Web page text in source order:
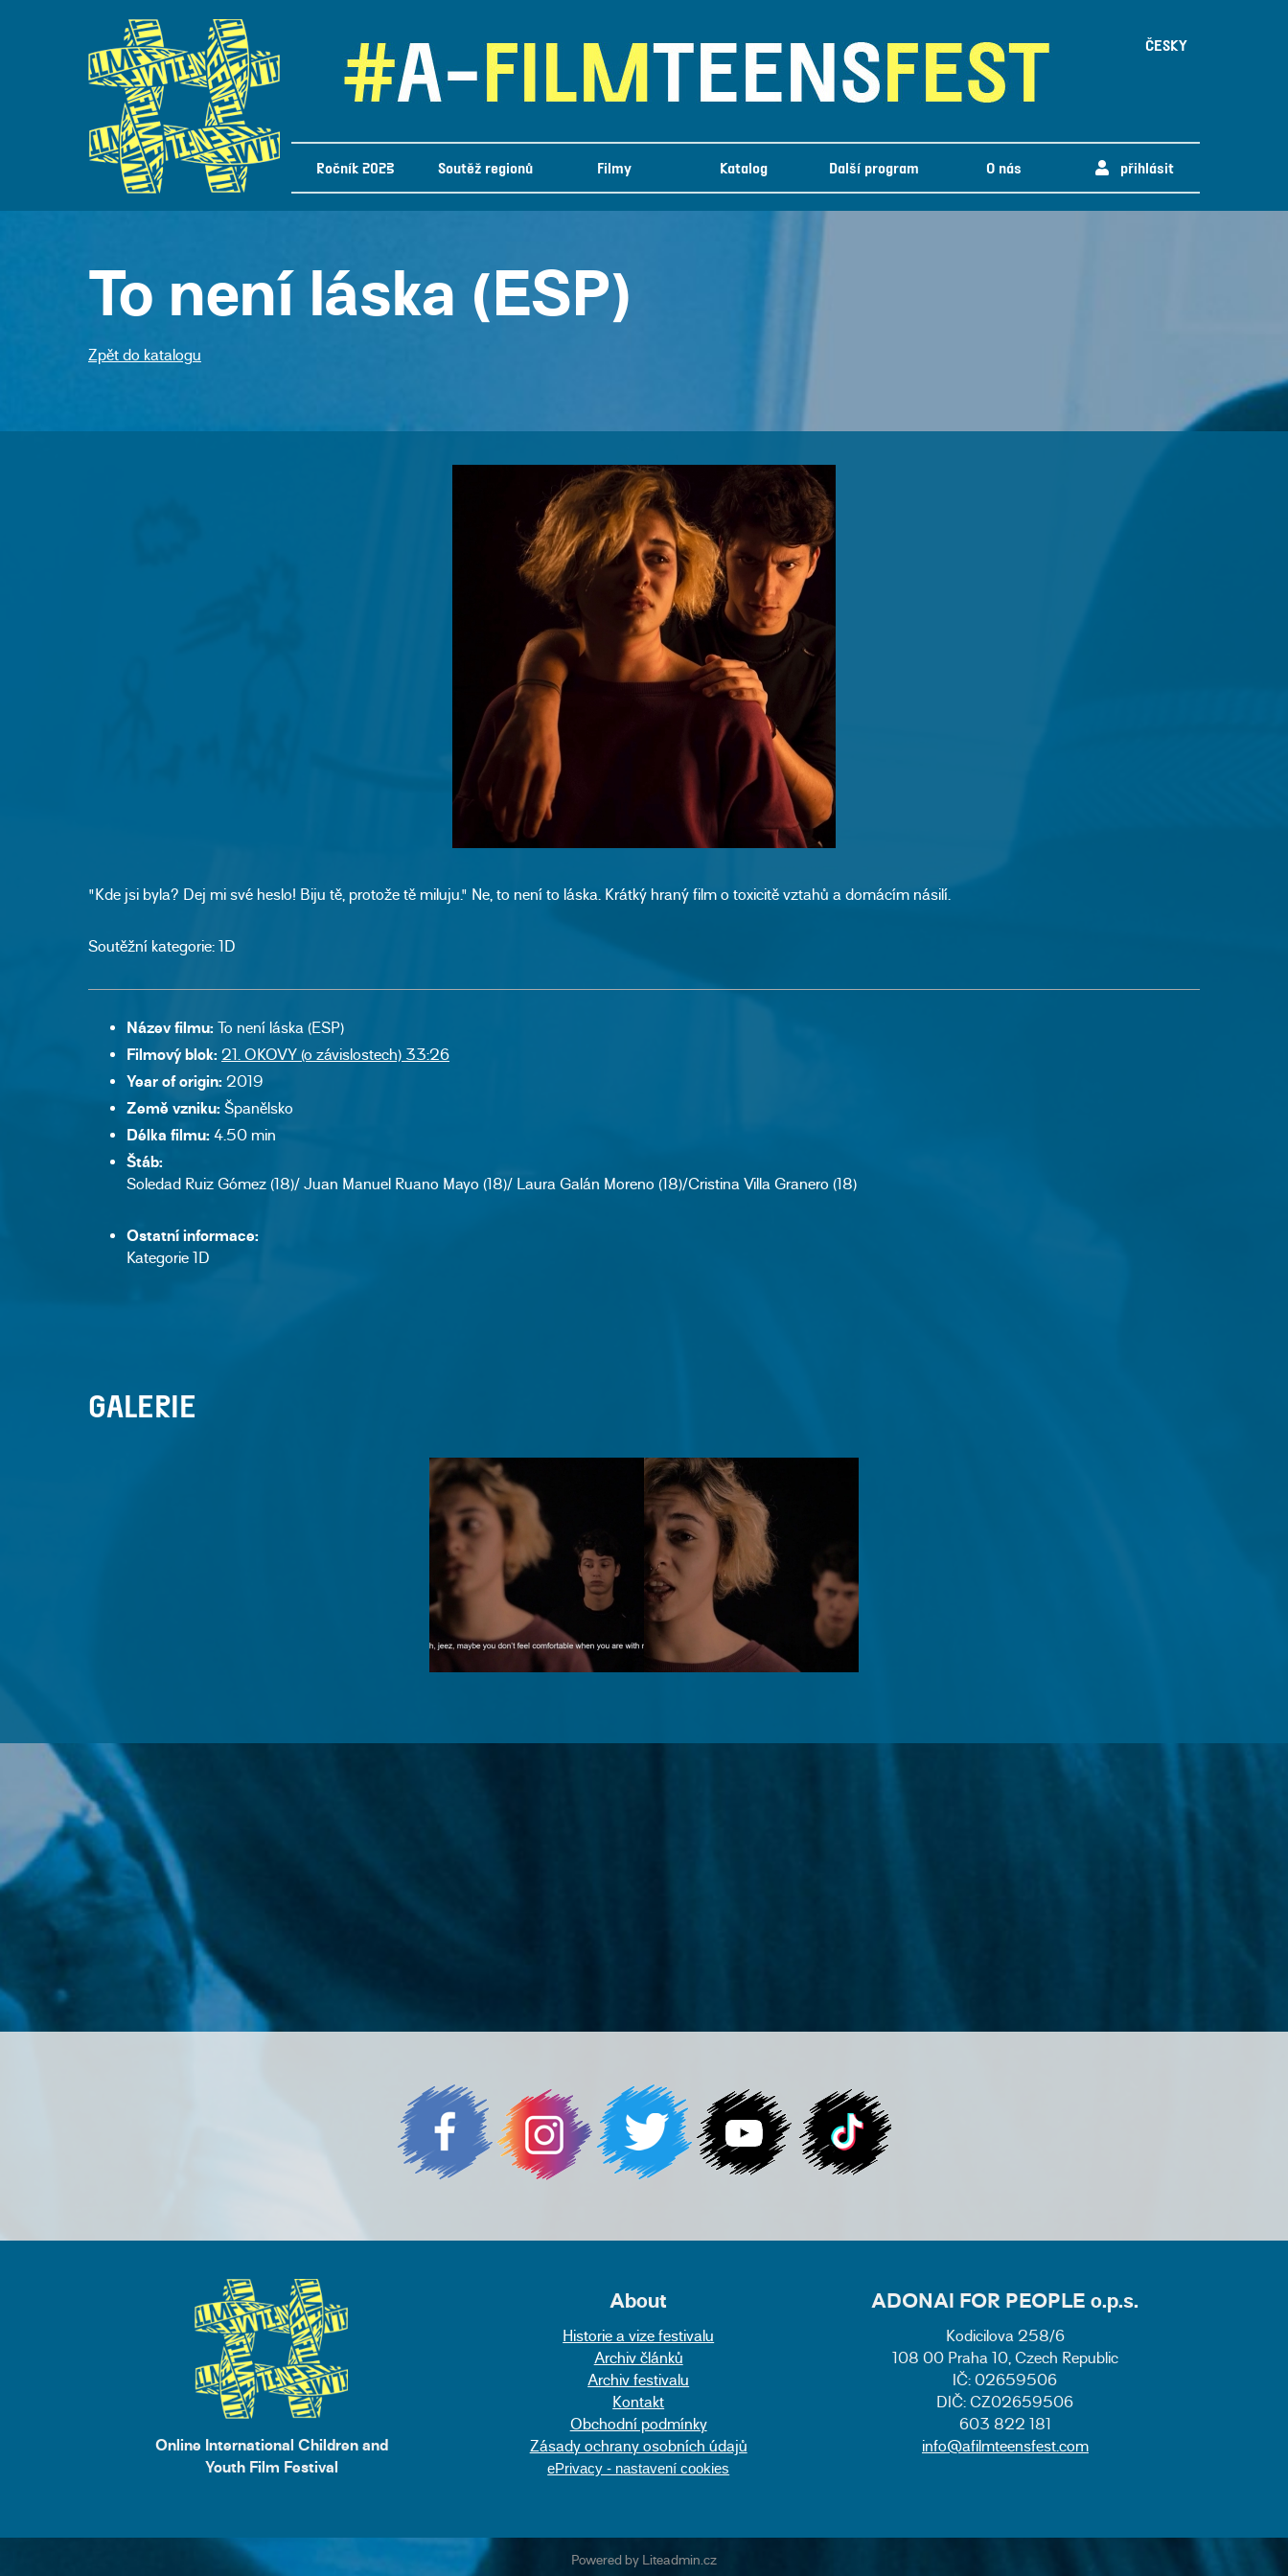
ČESKY
Ročník 2023 Soutěž regionů Filmy Katalog Další program O nás přihlásit
To není láska (ESP)
Zpět do katalogu
"Kde jsi byla? Dej mi své heslo! Biju tě, protože tě miluju." Ne, to není to láska. Krátký hraný film o toxicitě vztahů a domácím násilí.
Soutěžní kategorie: 1D
Název filmu: To není láska (ESP)
Filmový blok: 21. OKOVY (o závislostech) 33:26
Year of origin: 2019
Země vzniku: Španělsko
Délka filmu: 4.50 min
Štáb:
Soledad Ruiz Gómez (18)/ Juan Manuel Ruano Mayo (18)/ Laura Galán Moreno (18)/Cristina Villa Granero (18)
Ostatní informace:
Kategorie 1D
GALERIE
Online International Children and
Youth Film Festival
About
Historie a vize festivalu
Archiv článků
Archiv festivalu
Kontakt
Obchodní podmínky
Zásady ochrany osobních údajů
ePrivacy - nastavení cookies
ADONAI FOR PEOPLE o.p.s.
Kodicilova 258/6
108 00 Praha 10, Czech Republic
IČ: 02659506
DIČ: CZ02659506
603 822 181
info@afilmteensfest.com
Powered by Liteadmin.cz